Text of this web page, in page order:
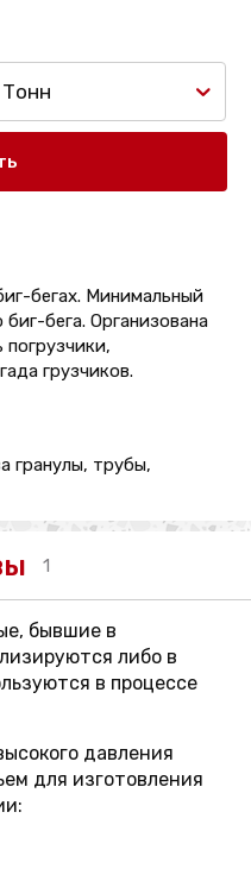
Тонн
бегах. Минимальный
бега. Организована
грузчиков.
гранулы, трубы,
1
бывшие в
либо в
в процессе
давления
для изготовления